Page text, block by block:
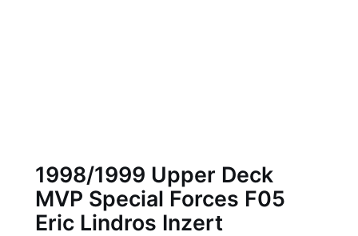
1998/1999 Upper Deck
MVP Special Forces F05
Eric Lindros Inzert